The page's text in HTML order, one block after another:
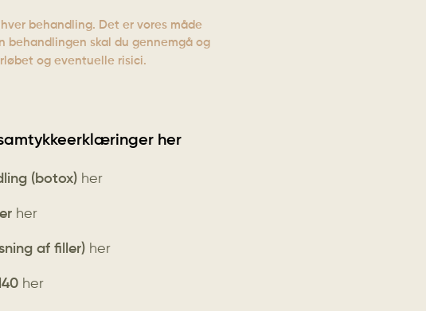
behandling. Det er vores måde
behandlingen skal du gennemgå og
og eventuelle risici.
her
(botox)her
her
af filler) her
her